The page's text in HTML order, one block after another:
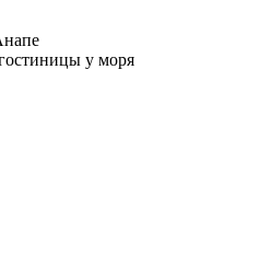
у моря